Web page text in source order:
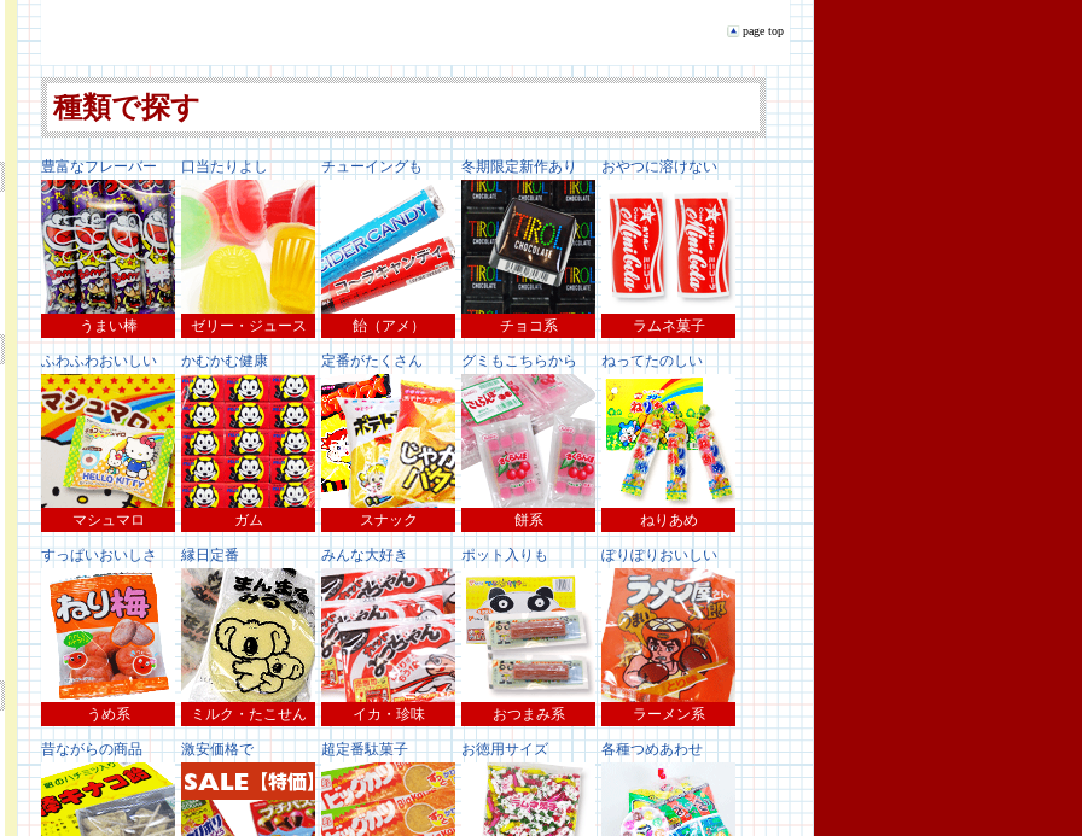
page top
種類で探す
豊富なフレーバー
うまい棒
口当たりよし
ゼリー・ジュース
チューイングも
飴（アメ）
冬期限定新作あり
チョコ系
おやつに溶けない
ラムネ菓子
ふわふわおいしい
マシュマロ
かむかむ健康
ガム
定番がたくさん
スナック
グミもこちらから
餅系
ねってたのしい
ねりあめ
すっぱいおいしさ
うめ系
縁日定番
ミルク・たこせん
みんな大好き
イカ・珍味
ポット入りも
おつまみ系
ぽりぽりおいしい
ラーメン系
昔ながらの商品 激安価格で 超定番駄菓子 お徳用サイズ 各種つめあわせ